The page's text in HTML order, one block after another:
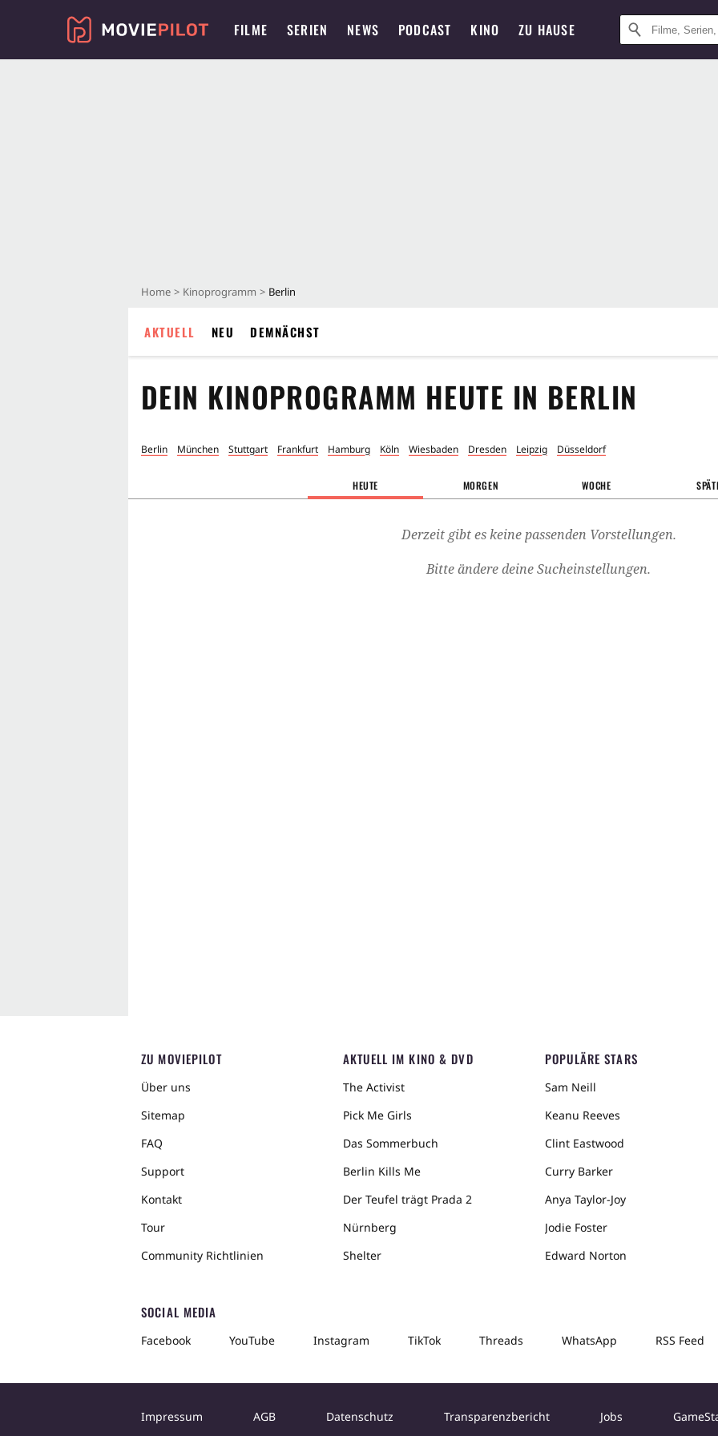
FILME SERIEN NEWS PODCAST KINO ZU HAUSE
Home Kinoprogramm Berlin
AKTUELL NEU DEMNÄCHST
DEIN KINOPROGRAMM HEUTE IN BERLIN
Berlin München Stuttgart Frankfurt Hamburg Köln Wiesbaden Dresden Leipzig Düsseldorf
HEUTE MORGEN WOCHE
Derzeit gibt es keine passenden Vorstellungen.
Bitte ändere deine Sucheinstellungen.
ZU MOVIEPILOT
Über uns
Sitemap
FAQ
Support
Kontakt
Tour
Community Richtlinien
AKTUELL IM KINO & DVD
The Activist
Pick Me Girls
Das Sommerbuch
Berlin Kills Me
Der Teufel trägt Prada 2
Nürnberg
Shelter
POPULÄRE STARS
Sam Neill
Keanu Reeves
Clint Eastwood
Curry Barker
Anya Taylor-Joy
Jodie Foster
Edward Norton
SOCIAL MEDIA
Facebook YouTube Instagram TikTok Threads WhatsApp RSS Feed
Impressum AGB Datenschutz Transparenzbericht Jobs